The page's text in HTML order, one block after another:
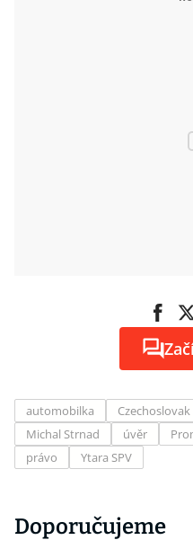
automobilka
Michal Strnad
úvěr
právo
Ytara SPV
Doporučujeme